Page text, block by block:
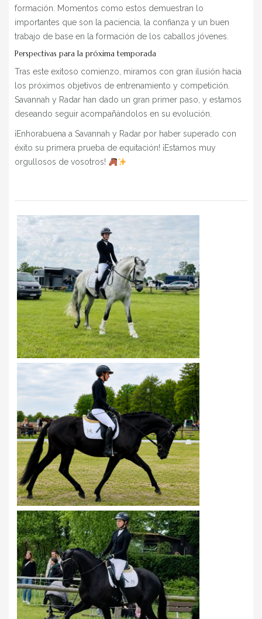
formación. Momentos como estos demuestran lo
importantes que son la paciencia, la confianza y un buen
trabajo de base en la formación de los caballos jóvenes.
Perspectivas para la próxima temporada
Tras este exitoso comienzo, miramos con gran ilusión hacia
los próximos objetivos de entrenamiento y competición.
Savannah y Radar han dado un gran primer paso, y estamos
deseando seguir acompañándolos en su evolución.
¡Enhorabuena a Savannah y Radar por haber superado con
éxito su primera prueba de equitación! ¡Estamos muy
orgullosos de vosotros!